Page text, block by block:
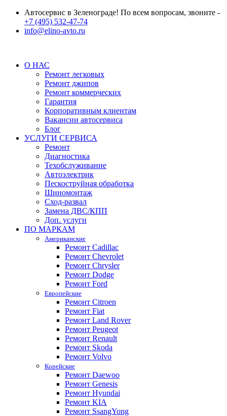
Автосервис в Зеленограде! По всем вопросам, звоните -
+7 (495) 532-47-74
info@elino-avto.ru
О НАС
Ремонт легковых
Ремонт джипов
Ремонт коммерческих
Гарантия
Корпоративным клиентам
Вакансии автосервиса
Блог
УСЛУГИ СЕРВИСА
Ремонт
Диагностика
Техобслуживание
Автоэлектрик
Пескоструйная обработка
Шиномонтаж
Сход-развал
Замена ДВС/КПП
Доп. услуги
ПО МАРКАМ
Американские
Ремонт Cadillac
Ремонт Chevrolet
Ремонт Chrysler
Ремонт Dodge
Ремонт Ford
Европейские
Ремонт Citroen
Ремонт Fiat
Ремонт Land Rover
Ремонт Peugeot
Ремонт Renault
Ремонт Skoda
Ремонт Volvo
Корейские
Ремонт Daewoo
Ремонт Genesis
Ремонт Hyundai
Ремонт KIA
Ремонт SsangYong